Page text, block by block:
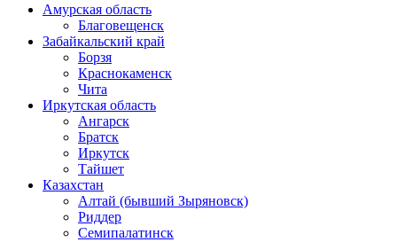
Амурская область
Благовещенск
Забайкальский край
Борзя
Краснокаменск
Чита
Иркутская область
Ангарск
Братск
Иркутск
Тайшет
Казахстан
Алтай (бывший Зыряновск)
Риддер
Семипалатинск